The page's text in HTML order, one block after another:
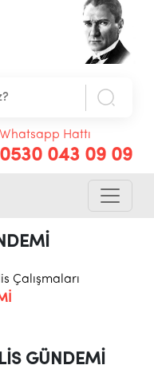
Whatsapp Hattı
0530 043 09 09
Çalışmaları
GÜNDEMİ